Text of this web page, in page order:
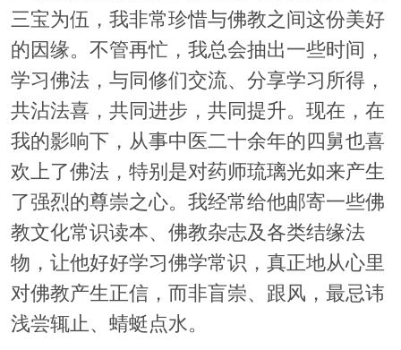
三宝为伍，我非常珍惜与佛教之间这份美好
的因缘。不管再忙，我总会抽出一些时间，
学习佛法，与同修们交流、分享学习所得，
共沾法喜，共同进步，共同提升。现在，在
我的影响下，从事中医二十余年的四舅也喜
欢上了佛法，特别是对药师琉璃光如来产生
了强烈的尊崇之心。我经常给他邮寄一些佛
教文化常识读本、佛教杂志及各类结缘法
物，让他好好学习佛学常识，真正地从心里
对佛教产生正信，而非盲崇、跟风，最忌讳
浅尝辄止、蜻蜓点水。